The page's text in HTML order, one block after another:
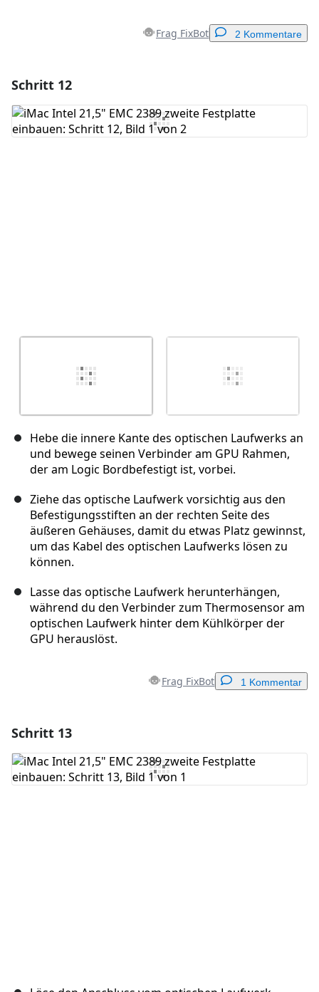
Frag FixBot 2 Kommentare
Kommentar hinzufügen
Schritt 12
Hebe die innere Kante des optischen Laufwerks an
und bewege seinen Verbinder am GPU Rahmen,
der am Logic Bordbefestigt ist, vorbei.
Ziehe das optische Laufwerk vorsichtig aus den
Befestigungsstiften an der rechten Seite des
äußeren Gehäuses, damit du etwas Platz gewinnst,
um das Kabel des optischen Laufwerks lösen zu
können.
Lasse das optische Laufwerk herunterhängen,
während du den Verbinder zum Thermosensor am
optischen Laufwerk hinter dem Kühlkörper der
GPU herauslöst.
Frag FixBot 1 Kommentar
Kommentar hinzufügen
Schritt 13